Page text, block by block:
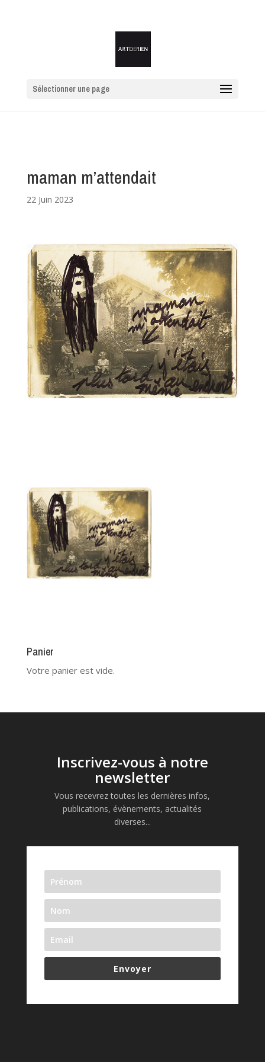
Sélectionner une page
maman m’attendait
22 Juin 2023
Panier
Votre panier est vide.
Inscrivez-vous à notre
newsletter
Vous recevrez toutes les dernières infos,
publications, évènements, actualités
diverses...
Envoyer